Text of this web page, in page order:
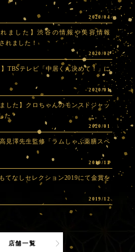
2020/04
ました】渋谷の情報や美容情報
れました！
2020/02
】TBSテレビ「中居くん決めて！」に
2020/01
した】クロちゃんのモンストジャッ
た
2020/01
見澤先生監修「ラムしゃぶ薬膳スペ
2019/12
てなしセレクション2019にて金賞を
2019/12
店舗一覧